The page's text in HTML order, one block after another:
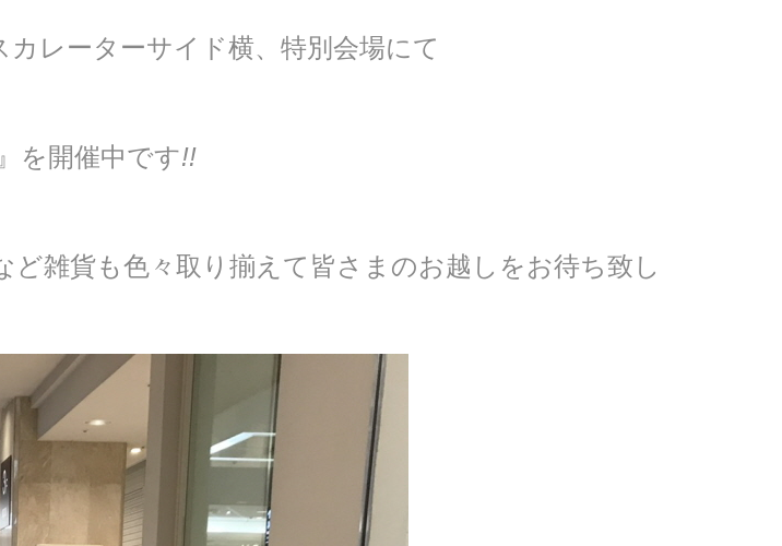
カレーターサイド横、特別会場にて
を開催中です!!
雑貨も色々取り揃えて皆さまのお越しをお待ち致し